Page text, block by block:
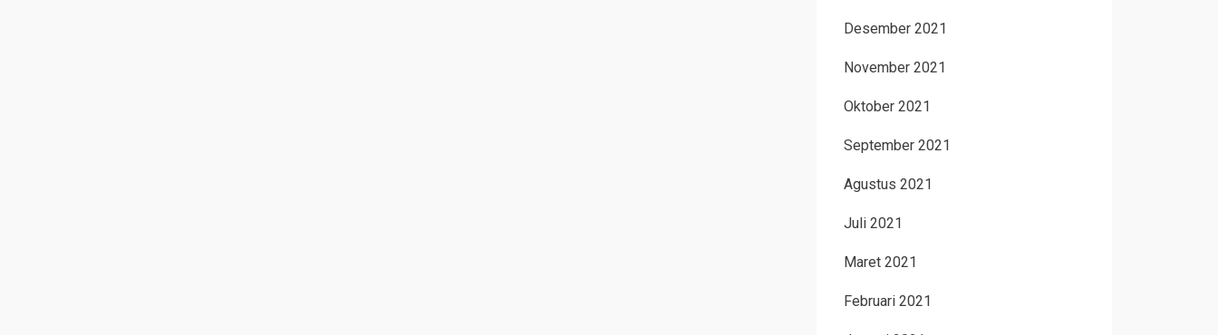
Desember 2021
November 2021
Oktober 2021
September 2021
Agustus 2021
Juli 2021
Maret 2021
Februari 2021